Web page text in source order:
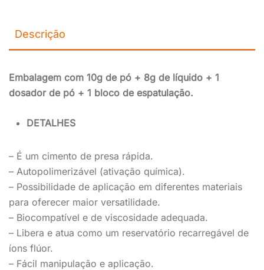
Descrição
Embalagem com 10g de pó + 8g de líquido + 1
dosador de pó + 1 bloco de espatulação.
DETALHES
– É um cimento de presa rápida.
– Autopolimerizável (ativação química).
– Possibilidade de aplicação em diferentes materiais
para oferecer maior versatilidade.
– Biocompatível e de viscosidade adequada.
– Libera e atua como um reservatório recarregável de
íons flúor.
– Fácil manipulação e aplicação.